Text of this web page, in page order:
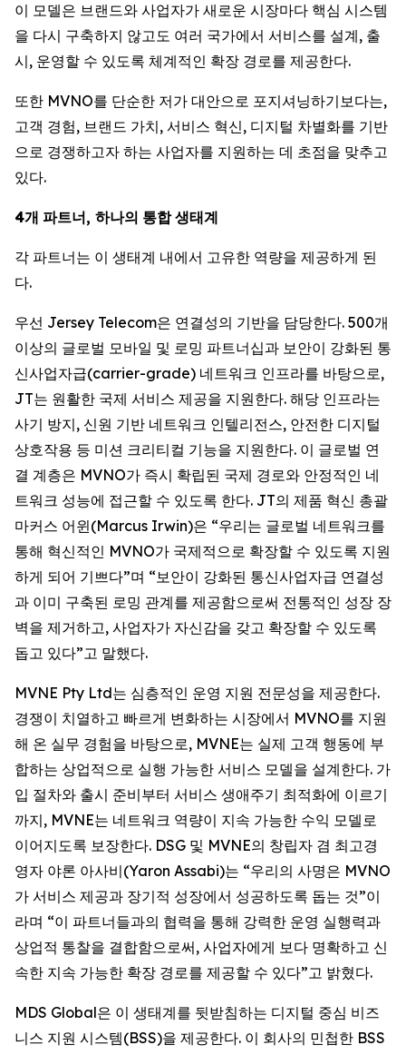
이 모델은 브랜드와 사업자가 새로운 시장마다 핵심 시스템
을 다시 구축하지 않고도 여러 국가에서 서비스를 설계, 출
시, 운영할 수 있도록 체계적인 확장 경로를 제공한다.
또한 MVNO를 단순한 저가 대안으로 포지셔닝하기보다는,
고객 경험, 브랜드 가치, 서비스 혁신, 디지털 차별화를 기반
으로 경쟁하고자 하는 사업자를 지원하는 데 초점을 맞추고
있다.
4개 파트너, 하나의 통합 생태계
각 파트너는 이 생태계 내에서 고유한 역량을 제공하게 된
다.
우선 Jersey Telecom은 연결성의 기반을 담당한다. 500개
이상의 글로벌 모바일 및 로밍 파트너십과 보안이 강화된 통
신사업자급(carrier-grade) 네트워크 인프라를 바탕으로,
JT는 원활한 국제 서비스 제공을 지원한다. 해당 인프라는
사기 방지, 신원 기반 네트워크 인텔리전스, 안전한 디지털
상호작용 등 미션 크리티컬 기능을 지원한다. 이 글로벌 연
결 계층은 MVNO가 즉시 확립된 국제 경로와 안정적인 네
트워크 성능에 접근할 수 있도록 한다. JT의 제품 혁신 총괄
마커스 어윈(Marcus Irwin)은 “우리는 글로벌 네트워크를
통해 혁신적인 MVNO가 국제적으로 확장할 수 있도록 지원
하게 되어 기쁘다”며 “보안이 강화된 통신사업자급 연결성
과 이미 구축된 로밍 관계를 제공함으로써 전통적인 성장 장
벽을 제거하고, 사업자가 자신감을 갖고 확장할 수 있도록
돕고 있다”고 말했다.
MVNE Pty Ltd는 심층적인 운영 지원 전문성을 제공한다.
경쟁이 치열하고 빠르게 변화하는 시장에서 MVNO를 지원
해 온 실무 경험을 바탕으로, MVNE는 실제 고객 행동에 부
합하는 상업적으로 실행 가능한 서비스 모델을 설계한다. 가
입 절차와 출시 준비부터 서비스 생애주기 최적화에 이르기
까지, MVNE는 네트워크 역량이 지속 가능한 수익 모델로
이어지도록 보장한다. DSG 및 MVNE의 창립자 겸 최고경
영자 야론 아사비(Yaron Assabi)는 “우리의 사명은 MVNO
가 서비스 제공과 장기적 성장에서 성공하도록 돕는 것”이
라며 “이 파트너들과의 협력을 통해 강력한 운영 실행력과
상업적 통찰을 결합함으로써, 사업자에게 보다 명확하고 신
속한 지속 가능한 확장 경로를 제공할 수 있다”고 밝혔다.
MDS Global은 이 생태계를 뒷받침하는 디지털 중심 비즈
니스 지원 시스템(BSS)을 제공한다. 이 회사의 민첩한 BSS